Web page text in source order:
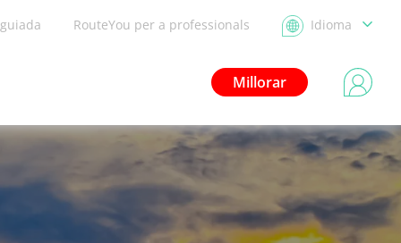
RouteYou per a professionals Idioma
Millorar